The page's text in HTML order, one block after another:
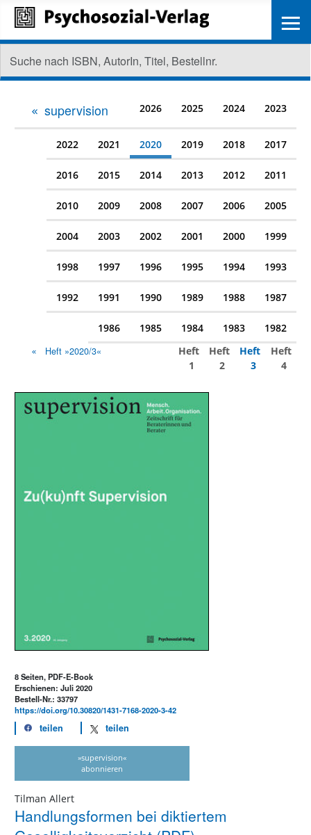
supervision 2026 2025 2024 2023
2022 2021 2020 2019 2018 2017
2016 2015 2014 2013 2012 2011
2010 2009 2008 2007 2006 2005
2004 2003 2002 2001 2000 1999
1998 1997 1996 1995 1994 1993
1992 1991 1990 1989 1988 1987
1986 1985 1984 1983 1982
Heft »2020/3«
Heft
1
Heft
2
Heft
3
Heft
4
8 Seiten, PDF-E-Book
Erschienen: Juli 2020
Bestell-Nr.: 33797
https://doi.org/10.30820/1431-7168-2020-3-42
teilen teilen
»supervision«
abonnieren
Tilman Allert
Handlungsformen bei diktiertem
≡